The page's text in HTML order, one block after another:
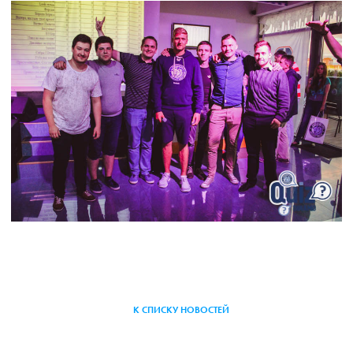
К СПИСКУ НОВОСТЕЙ